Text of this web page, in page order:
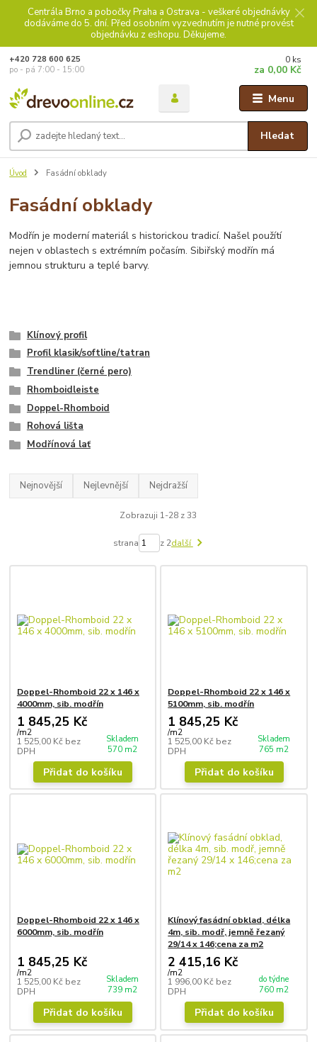
Centrála Brno a pobočky Praha a Ostrava - veškeré objednávky
dodáváme do 5. dní. Před osobním vyzvednutím je nutné provést
objednávku z eshopu. Děkujeme.
Menu
Hledat
+420 728 600 625
po - pá 7:00 - 15:00
0 ks
za 0,00 Kč
Úvod Fasádní obklady
Fasádní obklady
Modřín je moderní materiál s historickou tradicí. Našel použítí
nejen v oblastech s extrémním počasím. Sibiřský modřín má
jemnou strukturu a teplé barvy.
Klínový profil
Profil klasik/softline/tatran
Trendliner (černé pero)
Rhomboidleiste
Doppel-Rhomboid
Rohová lišta
Modřínová lať
Nejnovější Nejlevnější Nejdražší
Zobrazuji 1-28 z 33
strana z 2další
Doppel-Rhomboid 22 x 146 x
4000mm, sib. modřín
1 845,25 Kč
/m2
1 525,00 Kč bez
DPH
Skladem
570 m2
Přidat do košíku
Doppel-Rhomboid 22 x 146 x
5100mm, sib. modřín
1 845,25 Kč
/m2
1 525,00 Kč bez
DPH
Skladem
765 m2
Přidat do košíku
Doppel-Rhomboid 22 x 146 x
6000mm, sib. modřín
1 845,25 Kč
/m2
1 525,00 Kč bez
DPH
Skladem
739 m2
Přidat do košíku
Klínový fasádní obklad, délka
4m, sib. modř, jemně řezaný
29/14 x 146;cena za m2
2 415,16 Kč
/m2
1 996,00 Kč bez
DPH
do týdne
760 m2
Přidat do košíku